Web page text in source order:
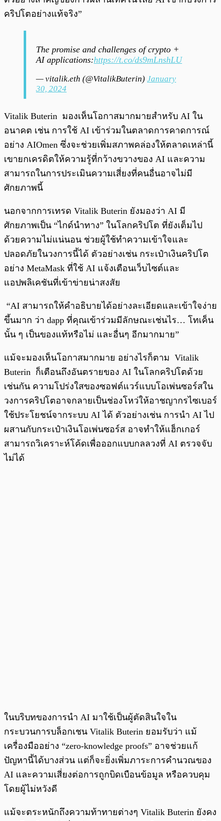
คริปโตอย่างแท้จริง”
The promise and challenges of crypto +
AI applications:https://t.co/ds9mLnshLU
— vitalik.eth (@VitalikButerin) January
30, 2024
Vitalik Buterin มองเห็นโอกาสมากมายสำหรับ AI ใน
อนาคต เช่น การใช้ AI เข้าร่วมในตลาดการคาดการณ์
อย่าง AIOmen ซึ่งจะช่วยเพิ่มสภาพคล่องให้ตลาดเหล่านี้
เขายกเครดิตให้ความรู้ที่กว้างขวางของ AI และความ
สามารถในการประเมินความเสี่ยงที่คนอื่นอาจไม่มี
ศักยภาพนี้
นอกจากการเทรด Vitalik Buterin ยังมองว่า AI มี
ศักยภาพเป็น “ไกด์นำทาง” ในโลกคริปโต ที่ยังเต็มไป
ด้วยความไม่แน่นอน ช่วยผู้ใช้ทำความเข้าใจและ
ปลอดภัยในวงการนี้ได้ ตัวอย่างเช่น กระเป๋าเงินคริปโต
อย่าง MetaMask ที่ใช้ AI แจ้งเตือนเว็บไซต์และ
แอปพลิเคชันที่เข้าข่ายน่าสงสัย
“AI สามารถให้คำอธิบายได้อย่างละเอียดและเข้าใจง่าย
ขึ้นมาก ว่า dapp ที่คุณเข้าร่วมมีลักษณะเช่นไร… โทเค็น
นั้น ๆ เป็นของแท้หรือไม่ และอื่นๆ อีกมากมาย”
แม้จะมองเห็นโอกาสมากมาย อย่างไรก็ตาม Vitalik
Buterin ก็เตือนถึงอันตรายของ AI ในโลกคริปโตด้วย
เช่นกัน ความโปร่งใสของซอฟต์แวร์แบบโอเพ่นซอร์สใน
วงการคริปโตอาจกลายเป็นช่องโหว่ให้อาชญากรไซเบอร์
ใช้ประโยชน์จากระบบ AI ได้ ตัวอย่างเช่น การนำ AI ไป
ผสานกับกระเป๋าเงินโอเพ่นซอร์ส อาจทำให้แฮ็กเกอร์
สามารถวิเคราะห์โค้ดเพื่อออกแบบกลลวงที่ AI ตรวจจับ
ไม่ได้
ในบริบทของการนำ AI มาใช้เป็นผู้ตัดสินใจใน
กระบวนการบล็อกเชน Vitalik Buterin ยอมรับว่า แม้
เครื่องมืออย่าง “zero-knowledge proofs” อาจช่วยแก้
ปัญหานี้ได้บางส่วน แต่ก็จะยิ่งเพิ่มภาระการคำนวณของ
AI และความเสี่ยงต่อการถูกบิดเบือนข้อมูล หรือควบคุม
โดยผู้ไม่หวังดี
แม้จะตระหนักถึงความท้าทายต่างๆ Vitalik Buterin ยังคง